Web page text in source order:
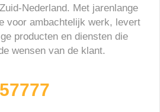
Nederland. Met jarenlange
voor ambachtelijk werk, levert
producten en diensten die
wensen van de klant.